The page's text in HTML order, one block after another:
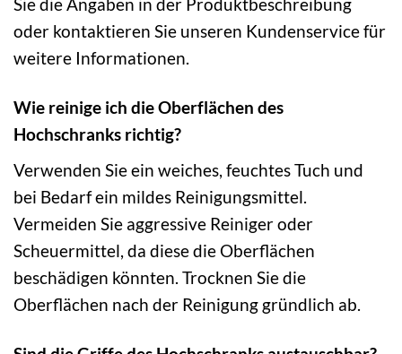
Sie die Angaben in der Produktbeschreibung
oder kontaktieren Sie unseren Kundenservice für
weitere Informationen.
Wie reinige ich die Oberflächen des
Hochschranks richtig?
Verwenden Sie ein weiches, feuchtes Tuch und
bei Bedarf ein mildes Reinigungsmittel.
Vermeiden Sie aggressive Reiniger oder
Scheuermittel, da diese die Oberflächen
beschädigen könnten. Trocknen Sie die
Oberflächen nach der Reinigung gründlich ab.